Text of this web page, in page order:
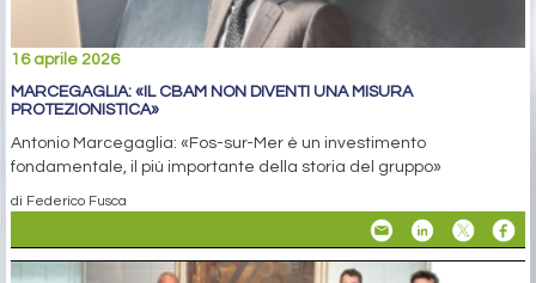
16 aprile 2026
MARCEGAGLIA: «IL CBAM NON DIVENTI UNA MISURA
PROTEZIONISTICA»
Antonio Marcegaglia: «Fos-sur-Mer è un investimento
fondamentale, il più importante della storia del gruppo»
di Federico Fusca